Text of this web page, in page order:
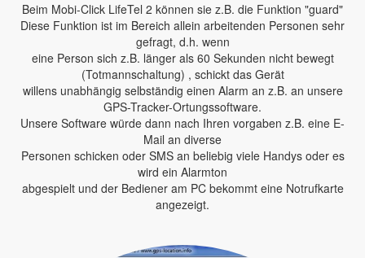
Beim Mobi-Click LifeTel 2 können sie z.B. die Funktion "guard"
Diese Funktion ist im Bereich allein arbeitenden Personen sehr
gefragt, d.h. wenn
eine Person sich z.B. länger als 60 Sekunden nicht bewegt
(Totmannschaltung) , schickt das Gerät
willens unabhängig selbständig einen Alarm an z.B. an unsere
GPS-Tracker-Ortungssoftware.
Unsere Software würde dann nach Ihren vorgaben z.B. eine E-
Mail an diverse
Personen schicken oder SMS an beliebig viele Handys oder es
wird ein Alarmton
abgespielt und der Bediener am PC bekommt eine Notrufkarte
angezeigt.